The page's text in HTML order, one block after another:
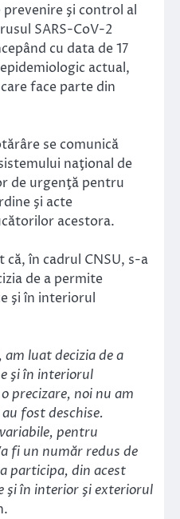
şi control al
SARS-CoV-2
cu data de 17
actual,
face parte din
se comunică
naţional de
de urgenţă pentru
şi acte
acestora.
în cadrul CNSU, s-a
de a permite
şi în interiorul
am luat decizia de a
şi în interiorul
precizare, noi nu am
fost deschise.
pentru
fi un număr redus de
participa, din acest
şi în interior şi exteriorul